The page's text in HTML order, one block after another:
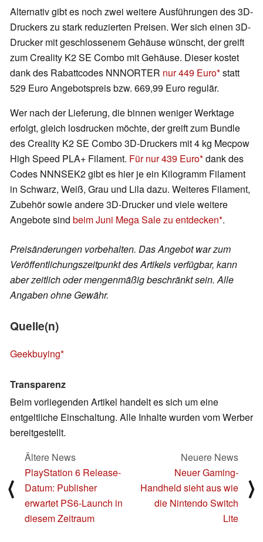
Alternativ gibt es noch zwei weitere Ausführungen des 3D-
Druckers zu stark reduzierten Preisen. Wer sich einen 3D-
Drucker mit geschlossenem Gehäuse wünscht, der greift
zum Creality K2 SE Combo mit Gehäuse. Dieser kostet
dank des Rabattcodes NNNORTER nur 449 Euro statt
529 Euro Angebotspreis bzw. 669,99 Euro regulär.
Wer nach der Lieferung, die binnen weniger Werktage
erfolgt, gleich losdrucken möchte, der greift zum Bundle
des Creality K2 SE Combo 3D-Druckers mit 4 kg Mecpow
High Speed PLA+ Filament. Für nur 439 Euro dank des
Codes NNNSEK2 gibt es hier je ein Kilogramm Filament
in Schwarz, Weiß, Grau und Lila dazu. Weiteres Filament,
Zubehör sowie andere 3D-Drucker und viele weitere
Angebote sind beim Juni Mega Sale zu entdecken .
Preisänderungen vorbehalten. Das Angebot war zum
Veröffentlichungszeitpunkt des Artikels verfügbar, kann
aber zeitlich oder mengenmäßig beschränkt sein. Alle
Angaben ohne Gewähr.
Quelle(n)
Geekbuying
Transparenz
Beim vorliegenden Artikel handelt es sich um eine
entgeltliche Einschaltung. Alle Inhalte wurden vom Werber
bereitgestellt.
⟨
Ältere News
PlayStation 6 Release-
Datum: Publisher
erwartet PS6-Launch in
diesem Zeitraum
Neuere News
Neuer Gaming-
Handheld sieht aus wie
die Nintendo Switch
Lite
⟩